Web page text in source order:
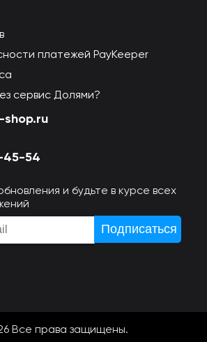
платежей PayKeeper
сервис Долями?
shop.ru
45-54
и будьте в курсе всех
Всe права защищены.